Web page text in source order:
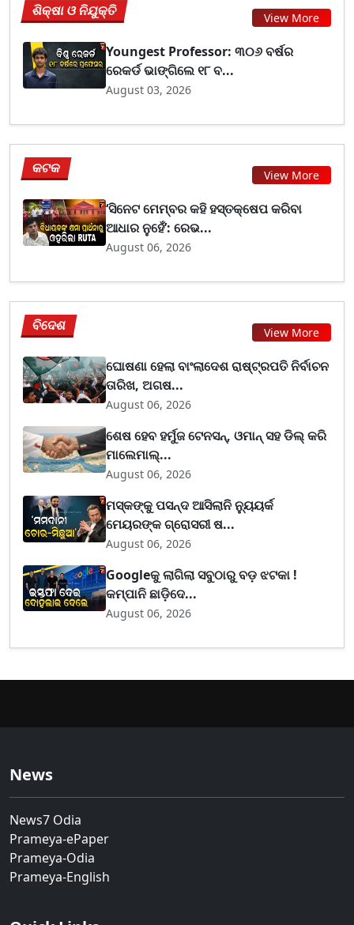
ଶିକ୍ଷା ଓ ନିଯୁକ୍ତି View More
Youngest Professor: ୩୦୬ ବର୍ଷର
ରେକର୍ଡ ଭାଙ୍ଗିଲେ ୧୮ ବ...
August 03, 2026
କଟକ View More
‘ସିନେଟ ମେମ୍ବର କହି ହସ୍ତକ୍ଷେପ କରିବା
ଆଧାର ନୁହେଁ’: ରେଭ...
August 06, 2026
ବିଦେଶ View More
ଘୋଷଣା ହେଲା ବାଂଲାଦେଶ ରାଷ୍ଟ୍ରପତି ନିର୍ବାଚନ
ତାରିଖ, ଅଗଷ...
August 06, 2026
ଶେଷ ହେବ ହର୍ମୁଜ ଟେନସନ୍, ଓମାନ୍ ସହ ଡିଲ୍ କରି
ମାଲେମାଲ୍...
August 06, 2026
ମସ୍କଙ୍କୁ ପସନ୍ଦ ଆସିଲାନି ନ୍ୟୁୟର୍କ
ମେୟରଙ୍କ ଗ୍ରୋସରୀ ଷ...
August 06, 2026
Googleକୁ ଲାଗିଲା ସବୁଠାରୁ ବଡ଼ ଝଟକା !
କମ୍ପାନି ଛାଡ଼ିଦେ...
August 06, 2026
News
News7 Odia
Prameya-ePaper
Prameya-Odia
Prameya-English